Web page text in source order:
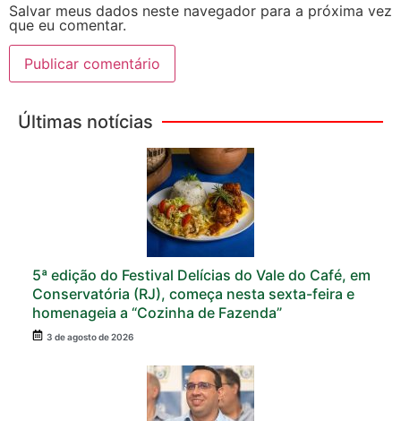
Salvar meus dados neste navegador para a próxima vez
que eu comentar.
Últimas notícias
5ª edição do Festival Delícias do Vale do Café, em
Conservatória (RJ), começa nesta sexta-feira e
homenageia a “Cozinha de Fazenda”
3 de agosto de 2026